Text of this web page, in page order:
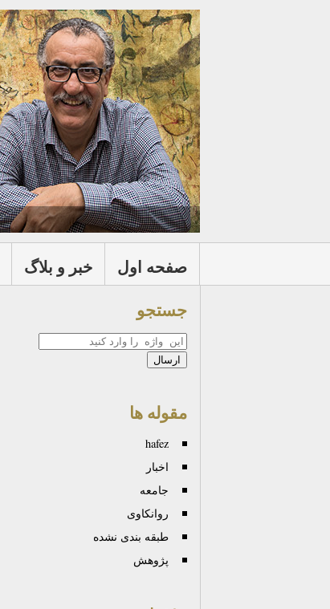
خبر و بلاگ صفحه اول
جستجو
جستجو
مقوله ها
hafez
اخبار
جامعه
روانكاوی
طبقه بندی نشده
پژوهش